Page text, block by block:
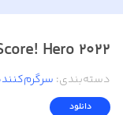
Hero 2022
دسته‌بندی:
دانلود